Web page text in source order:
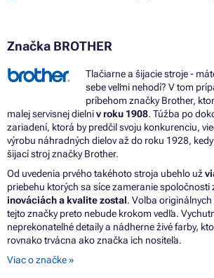
Značka BROTHER
Tlačiarne a šijacie stroje -
sebe veľmi nehodí? V tom
príbehom značky Brother,
malej servisnej dielniv roku 1908. Túžba po
zariadení, ktorá by predčil svoju konkurenciu,
výrobu náhradných dielov až do roku 1928,
šijací stroj značky Brother.
Od uvedenia prvého takéhoto stroja ubehlo už
priebehu ktorých sa síce zameranie spoločnosti
inováciách a kvalite zostal. Voľba
tejto značky preto nebude krokom vedľa.
neprekonateľné detaily a nádherne živé farby,
rovnako trvácna ako značka ich nositeľa.
Viac o značke »